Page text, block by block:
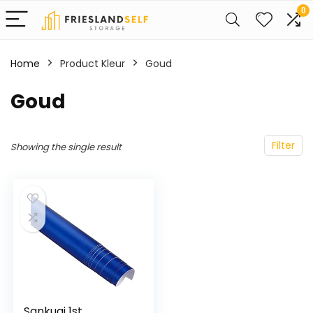
0
Home Product Kleur Goud
Goud
Filter
Showing the single result